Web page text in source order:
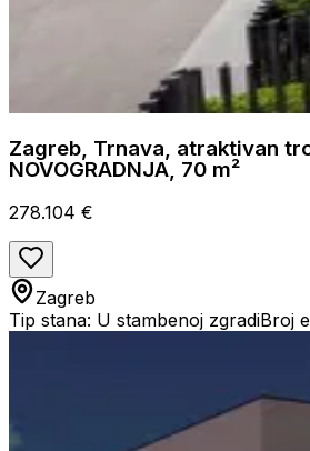
Zagreb, Trnava, atraktivan
NOVOGRADNJA, 70 m²
278.104 €
Zagreb
Tip stana: U stambenoj zgradiBroj